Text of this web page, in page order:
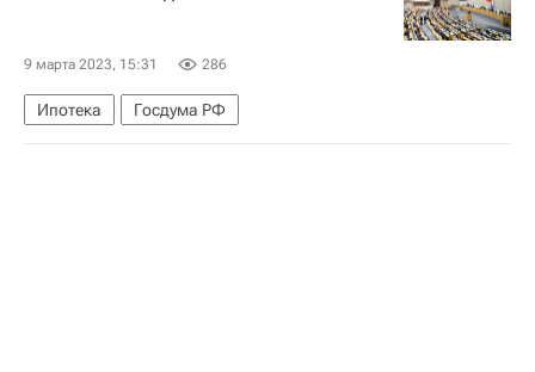
9 марта 2023, 15:31 286
Ипотека Госдума РФ